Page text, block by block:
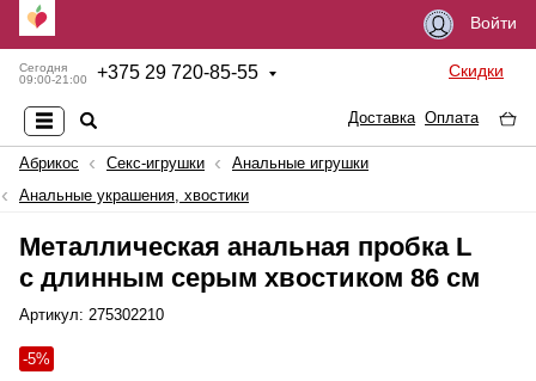
Войти
Сегодня
09:00-21:00
+375 29 720-85-55 Скидки
Доставка Оплата
Абрикос Секс-игрушки
Анальные игрушки
Анальные украшения, хвостики
Металлическая анальная пробка L
с длинным серым хвостиком 86 см
Артикул: 275302210
-5%